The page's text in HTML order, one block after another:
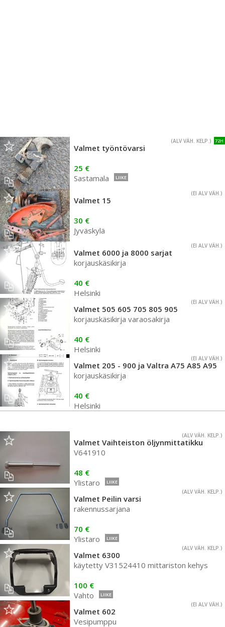
72H
(ALV VÄH. KELP.)
Valmet työntövarsi
25 €
Sastamala
LIIKE
(EI ALV VÄH.)
Valmet 15
30 €
Jyväskylä
(EI ALV VÄH.)
Valmet 6000 ja 8000 sarjat
korjauskäsikirja
40 €
Helsinki
(EI ALV VÄH.)
Valmet 505 605 705 805 905
korjauskäsikirja varaosakirja
40 €
Helsinki
(EI ALV VÄH.)
Valmet 205 - 900 ja Valtra A75 A85 A95
korjauskäsikirja
40 €
Helsinki
(ALV VÄH. KELP.)
Valmet Vaihteiston öljynmittatikku
V641910
48 €
Ylistaro
LIIKE
(ALV VÄH. KELP.)
Valmet Peilin varsi
rakennussarjana
70 €
Ylistaro
LIIKE
(ALV VÄH. KELP.)
Valmet 6300
käytetty V31524410 mittariston kehys
100 €
Vahto
LIIKE
(EI ALV VÄH.)
Valmet 602
Vesipumppu